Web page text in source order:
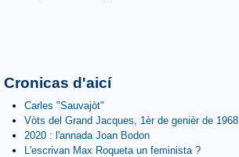
Cronicas d'aicí
Carles "Sauvajòt"
Vòts del Grand Jacques, 1èr de genièr de 1968
2020 : l'annada Joan Bodon
L'escrivan Max Roqueta un feminista ?